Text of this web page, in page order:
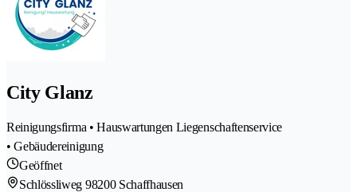
City Glanz
Reinigungsfirma • Hauswartungen Liegenschaftenservice
• Gebäudereinigung
Geöffnet
Schlössliweg 98200 Schaffhausen